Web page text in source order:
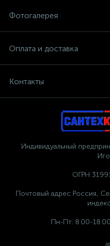
Фотогалерея
Оплата и доставка
Контакты
Индивидуальный
ОГРН
Почтовый адрес Россия,
Пн-Пт: 8:00-